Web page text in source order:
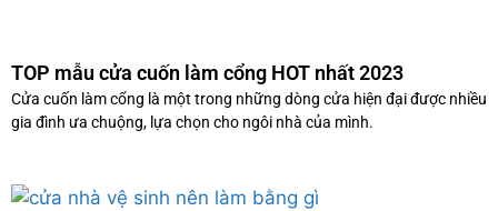
TOP mẫu cửa cuốn làm cổng HOT nhất 2023
Cửa cuốn làm cổng là một trong những dòng cửa hiện đại được nhiều
gia đình ưa chuộng, lựa chọn cho ngôi nhà của mình.